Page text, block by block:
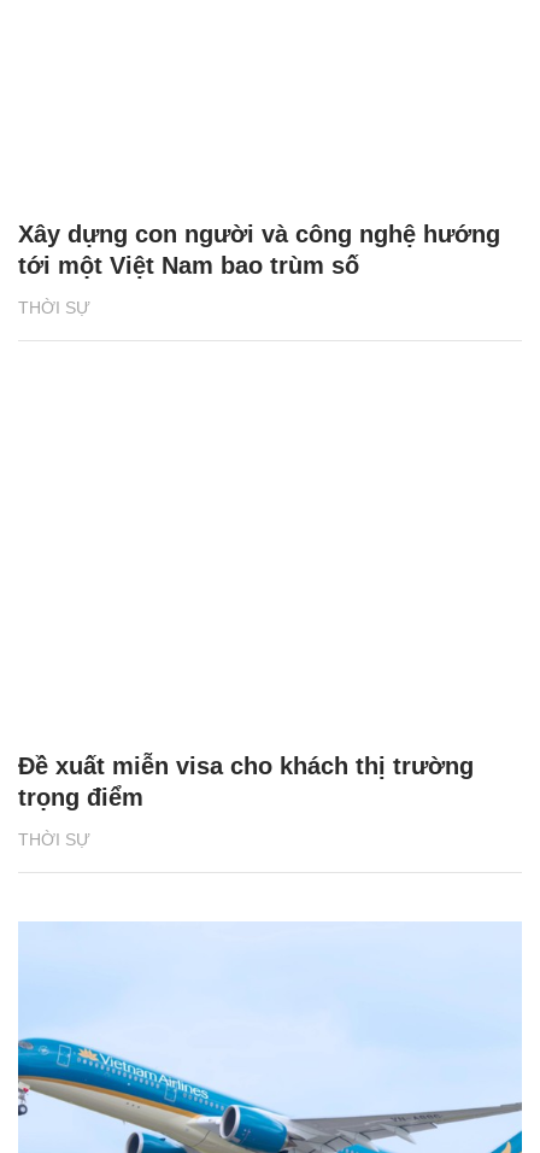
THỜI SỰ
Xây dựng con người và công nghệ hướng
tới một Việt Nam bao trùm số
THỜI SỰ
Đề xuất miễn visa cho khách thị trường
trọng điểm